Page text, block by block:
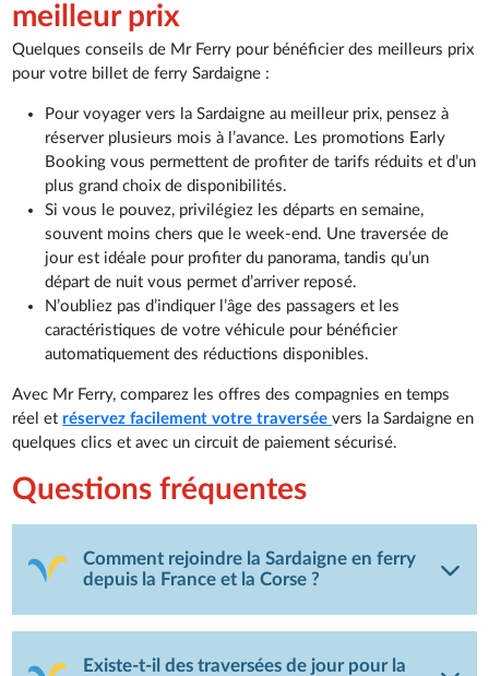
meilleur prix
Quelques conseils de Mr Ferry pour bénéficier des meilleurs prix
pour votre billet de ferry Sardaigne :
Pour voyager vers la Sardaigne au meilleur prix, pensez à
réserver plusieurs mois à l’avance. Les promotions Early
Booking vous permettent de profiter de tarifs réduits et d’un
plus grand choix de disponibilités.
Si vous le pouvez, privilégiez les départs en semaine,
souvent moins chers que le week-end. Une traversée de
jour est idéale pour profiter du panorama, tandis qu’un
départ de nuit vous permet d’arriver reposé.
N’oubliez pas d’indiquer l’âge des passagers et les
caractéristiques de votre véhicule pour bénéficier
automatiquement des réductions disponibles.
Avec Mr Ferry, comparez les offres des compagnies en temps
réel et réservez facilement votre traversée vers la Sardaigne en
quelques clics et avec un circuit de paiement sécurisé.
Questions fréquentes
Comment rejoindre la Sardaigne en ferry
depuis la France et la Corse ?
Existe-t-il des traversées de jour pour la